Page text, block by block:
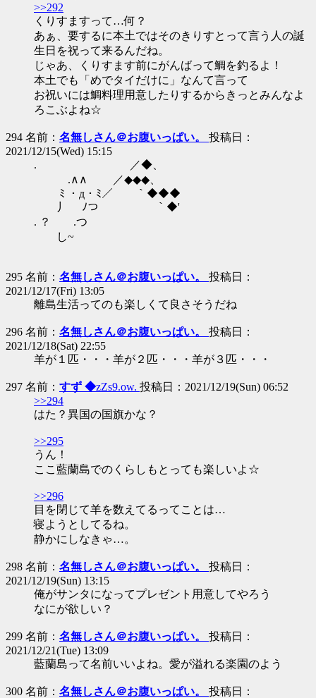
>>292
くりすますって…何？
あぁ、要するに本土ではそのきりすとって言う人の誕
生日を祝って来るんだね。
じゃあ、くりすます前にがんばって鯛を釣るよ！
本土でも「めでタイだけに」なんて言って
お祝いには鯛料理用意したりするからきっとみんなよ
ろこぶよね☆
294 名前： 名無しさん＠お腹いっぱい。 投稿日：
2021/12/15(Wed) 15:15
. ／◆、
.∧∧ ／◆◆◆、
ﾐ ・д・ﾐ／ ｀◆◆◆
丿 ﾉつ ｀◆'
. ？ .つ
し~
295 名前： 名無しさん＠お腹いっぱい。 投稿日：
2021/12/17(Fri) 13:05
離島生活ってのも楽しくて良さそうだね
296 名前： 名無しさん＠お腹いっぱい。 投稿日：
2021/12/18(Sat) 22:55
羊が１匹・・・羊が２匹・・・羊が３匹・・・
297 名前： すず ◆zZs9.ow. 投稿日：2021/12/19(Sun) 06:52
>>294
はた？異国の国旗かな？
>>295
うん！
ここ藍蘭島でのくらしもとっても楽しいよ☆
>>296
目を閉じて羊を数えてるってことは…
寝ようとしてるね。
静かにしなきゃ…。
298 名前： 名無しさん＠お腹いっぱい。 投稿日：
2021/12/19(Sun) 13:15
俺がサンタになってプレゼント用意してやろう
なにが欲しい？
299 名前： 名無しさん＠お腹いっぱい。 投稿日：
2021/12/21(Tue) 13:09
藍蘭島って名前いいよね。愛が溢れる楽園のよう
300 名前： 名無しさん＠お腹いっぱい。 投稿日：